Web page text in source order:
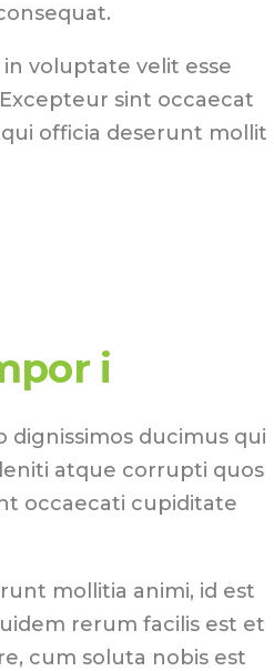
voluptate velit esse
sint occaecat
officia deserunt mollit
i
dignissimos ducimus qui
atque corrupti quos
occaecati cupiditate
mollitia animi, id est
rerum facilis est et
cum soluta nobis est